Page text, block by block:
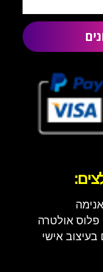
פלוס אולטרה
בעיצוב אישי